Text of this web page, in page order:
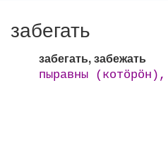
забегать
забегать, забежать
пыравны (котӧрӧн),